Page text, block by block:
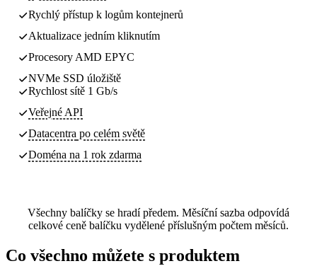
Rychlý přístup k logům kontejnerů
Aktualizace jedním kliknutím
Procesory AMD EPYC
NVMe SSD úložiště
Rychlost sítě 1 Gb/s
Veřejné API
Datacentra po celém světě
Doména na 1 rok zdarma
Všechny balíčky se hradí předem. Měsíční sazba odpovídá
celkové ceně balíčku vydělené příslušným počtem měsíců.
Co všechno můžete s produktem